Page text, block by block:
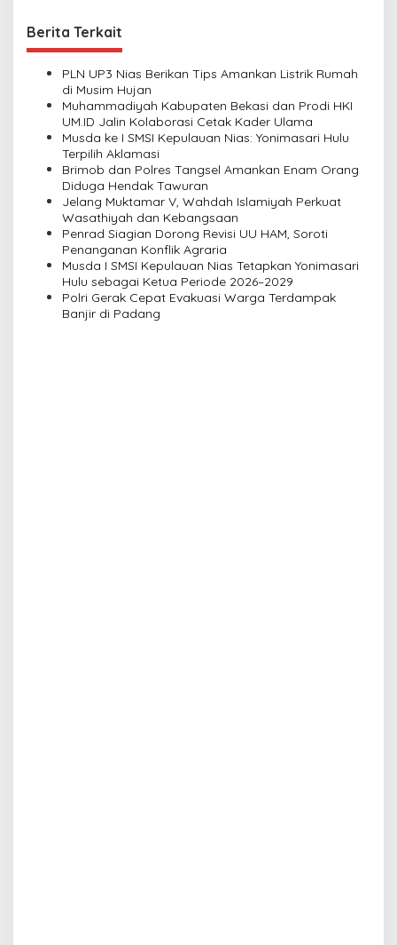
n
a
Berita Terkait
PLN UP3 Nias Berikan Tips Amankan Listrik Rumah
di Musim Hujan
Muhammadiyah Kabupaten Bekasi dan Prodi HKI
UM.ID Jalin Kolaborasi Cetak Kader Ulama
Musda ke I SMSI Kepulauan Nias: Yonimasari Hulu
Terpilih Aklamasi
Brimob dan Polres Tangsel Amankan Enam Orang
Diduga Hendak Tawuran
Jelang Muktamar V, Wahdah Islamiyah Perkuat
Wasathiyah dan Kebangsaan
Penrad Siagian Dorong Revisi UU HAM, Soroti
Penanganan Konflik Agraria
Musda I SMSI Kepulauan Nias Tetapkan Yonimasari
Hulu sebagai Ketua Periode 2026–2029
Polri Gerak Cepat Evakuasi Warga Terdampak
Banjir di Padang